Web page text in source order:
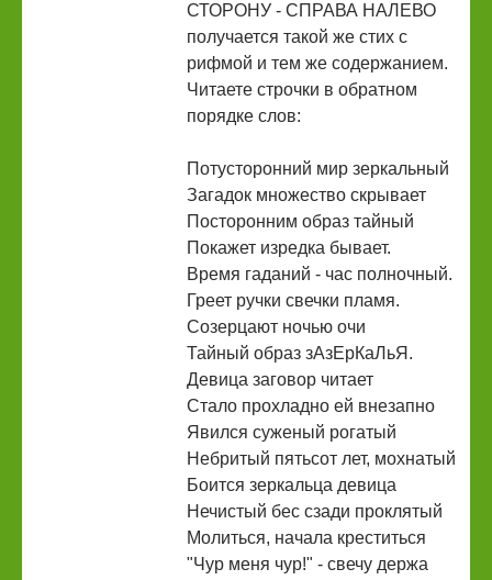
СТОРОНУ - СПРАВА НАЛЕВО
получается такой же стих с
рифмой и тем же содержанием.
Читаете строчки в обратном
порядке слов:
Потусторонний мир зеркальный
Загадок множество скрывает
Посторонним образ тайный
Покажет изредка бывает.
Время гаданий - час полночный.
Греет ручки свечки пламя.
Созерцают ночью очи
Тайный образ зАзЕрКаЛьЯ.
Девица заговор читает
Стало прохладно ей внезапно
Явился суженый рогатый
Небритый пятьсот лет, мохнатый
Боится зеркальца девица
Нечистый бес сзади проклятый
Молиться, начала креститься
"Чур меня чур!" - свечу держа